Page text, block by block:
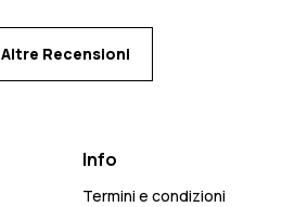
Altre Recensioni
Info
Termini e condizioni